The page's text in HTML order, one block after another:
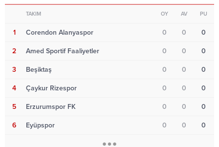
TAKIM OY AV PU
1 Corendon Alanyaspor 0 0 0
2 Amed Sportif Faaliyetler 0 0 0
3 Beşiktaş 0 0 0
4 Çaykur Rizespor 0 0 0
5 Erzurumspor FK 0 0 0
6 Eyüpspor 0 0 0